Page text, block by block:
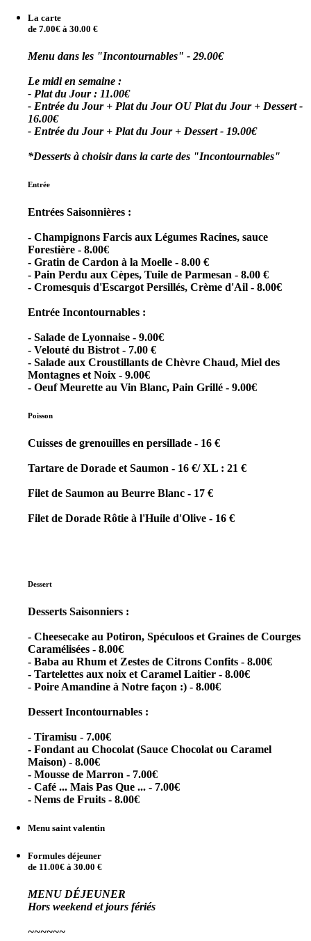
La carte
de 7.00€ à 30.00 €
Menu dans les "Incontournables" - 29.00€
Le midi en semaine :
- Plat du Jour : 11.00€
- Entrée du Jour + Plat du Jour OU Plat du Jour + Dessert -
16.00€
- Entrée du Jour + Plat du Jour + Dessert - 19.00€
*Desserts à choisir dans la carte des "Incontournables"
Entrée
Entrées Saisonnières :
- Champignons Farcis aux Légumes Racines, sauce
Forestière - 8.00€
- Gratin de Cardon à la Moelle - 8.00 €
- Pain Perdu aux Cèpes, Tuile de Parmesan - 8.00 €
- Cromesquis d'Escargot Persillés, Crème d'Ail - 8.00€
Entrée Incontournables :
- Salade de Lyonnaise - 9.00€
- Velouté du Bistrot - 7.00 €
- Salade aux Croustillants de Chèvre Chaud, Miel des
Montagnes et Noix - 9.00€
- Oeuf Meurette au Vin Blanc, Pain Grillé - 9.00€
Poisson
Cuisses de grenouilles en persillade - 16 €
Tartare de Dorade et Saumon - 16 €/ XL : 21 €
Filet de Saumon au Beurre Blanc - 17 €
Filet de Dorade Rôtie à l'Huile d'Olive - 16 €
Dessert
Desserts Saisonniers :
- Cheesecake au Potiron, Spéculoos et Graines de Courges
Caramélisées - 8.00€
- Baba au Rhum et Zestes de Citrons Confits - 8.00€
- Tartelettes aux noix et Caramel Laitier - 8.00€
- Poire Amandine à Notre façon :) - 8.00€
Dessert Incontournables :
- Tiramisu - 7.00€
- Fondant au Chocolat (Sauce Chocolat ou Caramel
Maison) - 8.00€
- Mousse de Marron - 7.00€
- Café ... Mais Pas Que ... - 7.00€
- Nems de Fruits - 8.00€
Menu saint valentin
Formules déjeuner
de 11.00€ à 30.00 €
MENU DÉJEUNER
Hors weekend et jours fériés
~~~~~~